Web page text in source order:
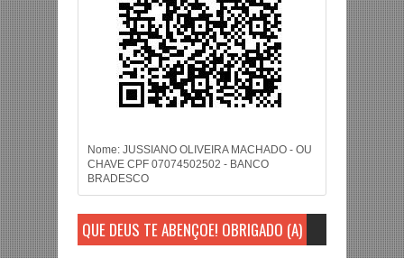
Nome: JUSSIANO OLIVEIRA MACHADO - OU
CHAVE CPF 07074502502 - BANCO
BRADESCO
QUE DEUS TE ABENÇOE! OBRIGADO (A)